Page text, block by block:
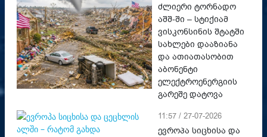
ძლიერი ტორნადო
აშშ-ში – სტიქიამ
ვისკონსინის შტატში
სახლები დააზიანა
და ათიათასობით
აბონენტი
ელექტროენერგიის
გარეშე დატოვა
11:57 / 27-07-2026
ევროპა სიცხისა და